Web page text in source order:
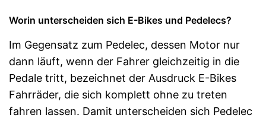
Worin unterscheiden sich E-Bikes und Pedelecs?
Im Gegensatz zum Pedelec, dessen Motor nur
dann läuft, wenn der Fahrer gleichzeitig in die
Pedale tritt, bezeichnet der Ausdruck E-Bikes
Fahrräder, die sich komplett ohne zu treten
fahren lassen. Damit unterscheiden sich Pedelec